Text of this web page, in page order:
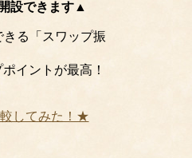
設できます▲
る「スワップ振
イントが最高！
してみた！★